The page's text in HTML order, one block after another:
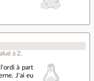
à 2.
à part
J'ai eu